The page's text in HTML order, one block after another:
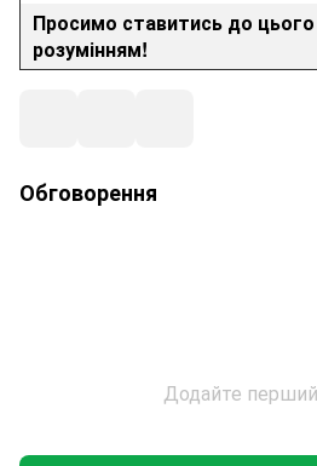
Просимо ставитись до цього
розумінням!
Обговорення
Додайте перший